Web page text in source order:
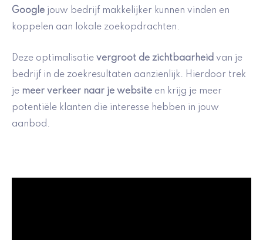
Google jouw bedrijf makkelijker kunnen vinden en
koppelen aan lokale zoekopdrachten.
Deze optimalisatie vergroot de zichtbaarheid van je
bedrijf in de zoekresultaten aanzienlijk. Hierdoor trek
je meer verkeer naar je website en krijg je meer
potentiële klanten die interesse hebben in jouw
aanbod.